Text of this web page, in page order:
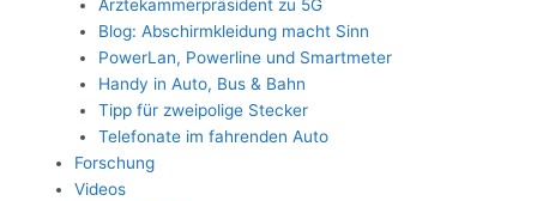
Ärztekammerpräsident zu 5G
Blog: Abschirmkleidung macht Sinn
PowerLan, Powerline und Smartmeter
Handy in Auto, Bus & Bahn
Tipp für zweipolige Stecker
Telefonate im fahrenden Auto
Forschung
Videos